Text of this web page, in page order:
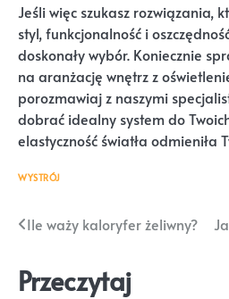
Jeśli więc szukasz rozwiązania,
styl, funkcjonalność i
doskonały wybór. Koniecznie
na aranżację wnętrz z
porozmawiaj z naszymi
dobrać idealny system do
elastyczność światła odmieniła
WYSTRÓJ
Nawigacja
Ile waży kaloryfer żeliwny?
Przeczytaj